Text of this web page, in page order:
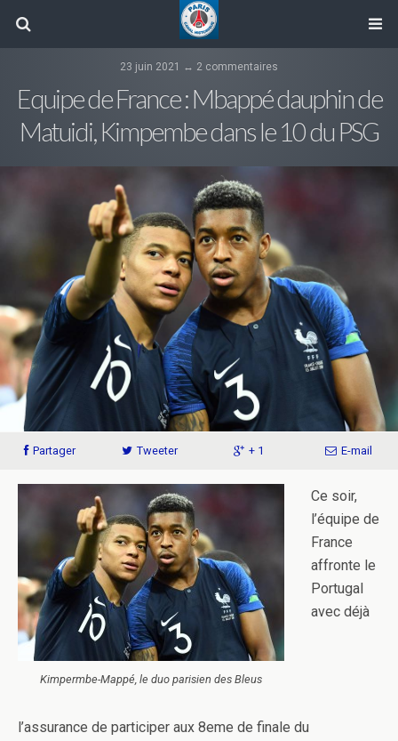
23 juin 2021 ↔ 2 commentaires
Equipe de France : Mbappé dauphin de
Matuidi, Kimpembe dans le 10 du PSG
Partager Tweeter + 1 E-mail
Kimpermbe-Mappé, le duo parisien des Bleus
Ce soir,
l’équipe de
France
affronte le
Portugal
avec déjà
l’assurance de participer aux 8eme de finale du